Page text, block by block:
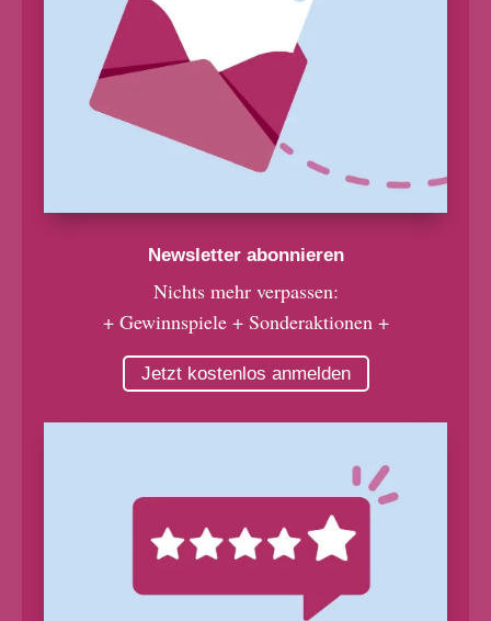
Newsletter abonnieren
Nichts mehr verpassen:
+ Gewinnspiele + Sonderaktionen +
Jetzt kostenlos anmelden